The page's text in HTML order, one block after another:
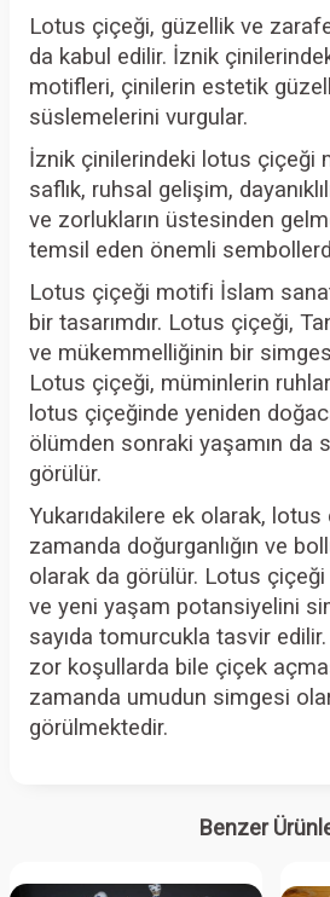
Lotus çiçeği, güzellik ve
da kabul edilir. İznik
motifleri, çinilerin estetik
süslemelerini vurgular.
İznik çinilerindeki lotus çiçeği
saflık, ruhsal gelişim,
ve zorlukların üstesinden
temsil eden önemli
Lotus çiçeği motifi İslam
bir tasarımdır. Lotus çiçeği,
ve mükemmelliğinin bir
Lotus çiçeği, müminlerin
lotus çiçeğinde yeniden
ölümden sonraki yaşamın da
görülür.
Yukarıdakilere ek olarak, lotus
zamanda doğurganlığın ve
olarak da görülür. Lotus
ve yeni yaşam potansiyelini
sayıda tomurcukla tasvir
zor koşullarda bile çiçek
zamanda umudun simgesi
görülmektedir.
Benzer